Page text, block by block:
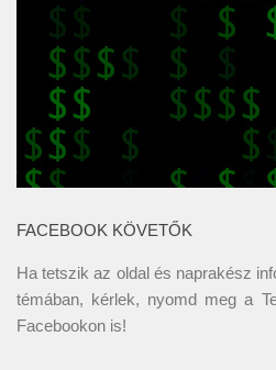
FACEBOOK KÖVETŐK
Ha tetszik az oldal és naprakész
témában, kérlek, nyomd meg a
Facebookon is!